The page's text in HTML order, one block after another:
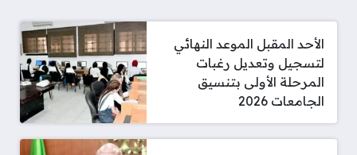
الأحد المقبل الموعد النهائي
لتسجيل وتعديل رغبات
المرحلة الأولى بتنسيق
الجامعات 2026